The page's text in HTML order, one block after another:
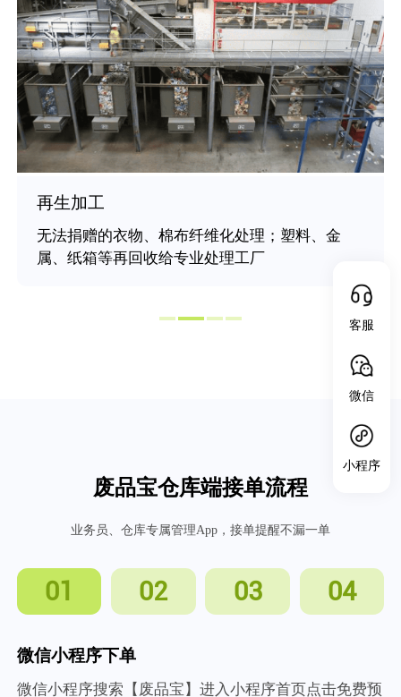
再生加工
无法捐赠的衣物、棉布纤维化处理；塑料、金
属、纸箱等再回收给专业处理工厂
废品宝仓库端接单流程
业务员、仓库专属管理App，接单提醒不漏一单
01 02 03 04
微信小程序下单
微信小程序搜索【废品宝】进入小程序首页点击免费预
客服
微信
小程序